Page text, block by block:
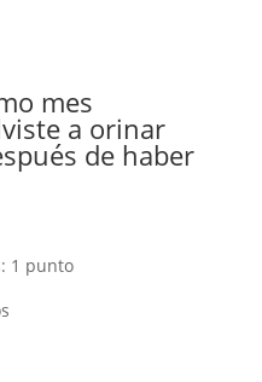
mes
a orinar
de haber
1 punto